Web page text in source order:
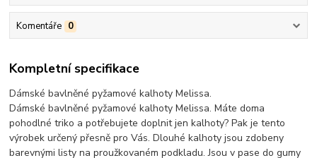
Komentáře 0
Kompletní specifikace
Dámské bavlněné pyžamové kalhoty Melissa.
Dámské bavlněné pyžamové kalhoty Melissa. Máte doma
pohodlné triko a potřebujete doplnit jen kalhoty? Pak je tento
výrobek určený přesně pro Vás. Dlouhé kalhoty jsou zdobeny
barevnými listy na proužkovaném podkladu. Jsou v pase do gumy